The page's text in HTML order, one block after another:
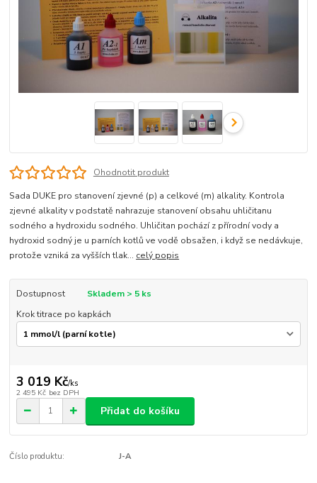
Ohodnotit produkt
Sada DUKE pro stanovení zjevné (p) a celkové (m) alkality. Kontrola
zjevné alkality v podstatě nahrazuje stanovení obsahu uhličitanu
sodného a hydroxidu sodného. Uhličitan pochází z přírodní vody a
hydroxid sodný je u parních kotlů ve vodě obsažen, i když se nedávkuje,
protože vzniká za vyšších tlak... celý popis
Dostupnost
Skladem > 5 ks
Krok titrace po kapkách
3 019 Kč/ks
2 495 Kč bez DPH
Přidat do košíku
Číslo produktu: J-A